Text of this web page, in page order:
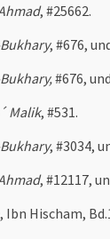
, #25662.
, #676,
#676, und
Malik, #531.
, #3034,
, #12117,
, Ibn Hischam,